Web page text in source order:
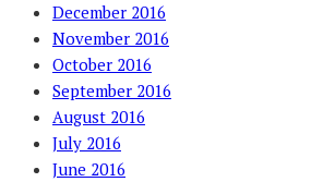
December 2016
November 2016
October 2016
September 2016
August 2016
July 2016
June 2016